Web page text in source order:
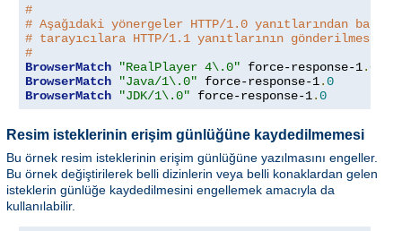
#
# Aşağıdaki yönergeler HTTP/1.0 yanıtlarından
# tarayıcılara HTTP/1.1 yanıtlarının
#
BrowserMatch
"RealPlayer 4\.0" force-response-1.0
BrowserMatch
"Java/1\.0" force-response-1.0
BrowserMatch
"JDK/1\.0" force-response-1.0
Resim isteklerinin erişim günlüğüne kaydedilmemesi
Bu örnek resim isteklerinin erişim günlüğüne yazılmasını engeller.
Bu örnek değiştirilerek belli dizinlerin veya belli konaklardan gelen
isteklerin günlüğe kaydedilmesini engellemek amacıyla da
kullanılabilir.